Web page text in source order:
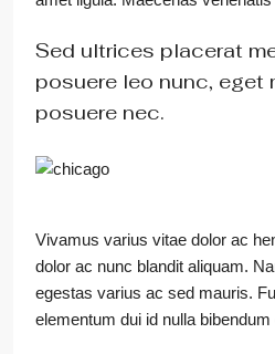
Sed ultrices placerat
posuere leo nunc, eget
posuere nec.
Vivamus varius vitae dolor ac
dolor ac nunc blandit aliquam.
egestas varius ac sed mauris.
elementum dui id nulla